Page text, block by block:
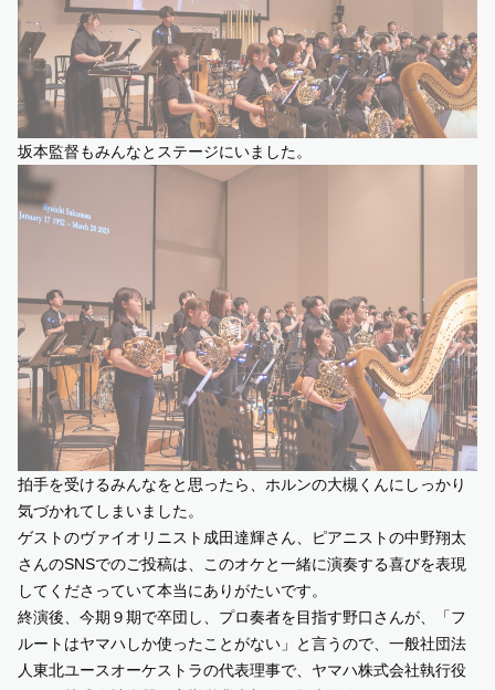
坂本監督もみんなとステージにいました。
拍手を受けるみんなをと思ったら、ホルンの大槻くんにしっかり
気づかれてしまいました。
ゲストのヴァイオリニスト成田達輝さん
ピアニストの中野翔太
さんのSNSでのご投稿は、このオケと一緒に演奏する喜びを表現
してくださっていて本当にありがたいです。
終演後、今期９期で卒団し、プロ奏者を目指す野口さんが、「フ
ルートはヤマハしか使ったことがない」と言うので、一般社団法
人東北ユースオーケストラの代表理事で、ヤマハ株式会社執行役